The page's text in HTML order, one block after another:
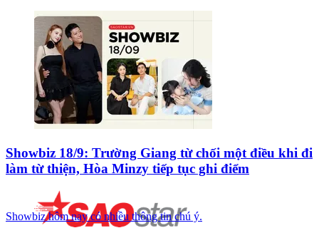
Showbiz 18/9: Trường Giang từ chối một điều khi đi
làm từ thiện, Hòa Minzy tiếp tục ghi điểm
Showbiz hôm nay có nhiều thông tin chú ý.